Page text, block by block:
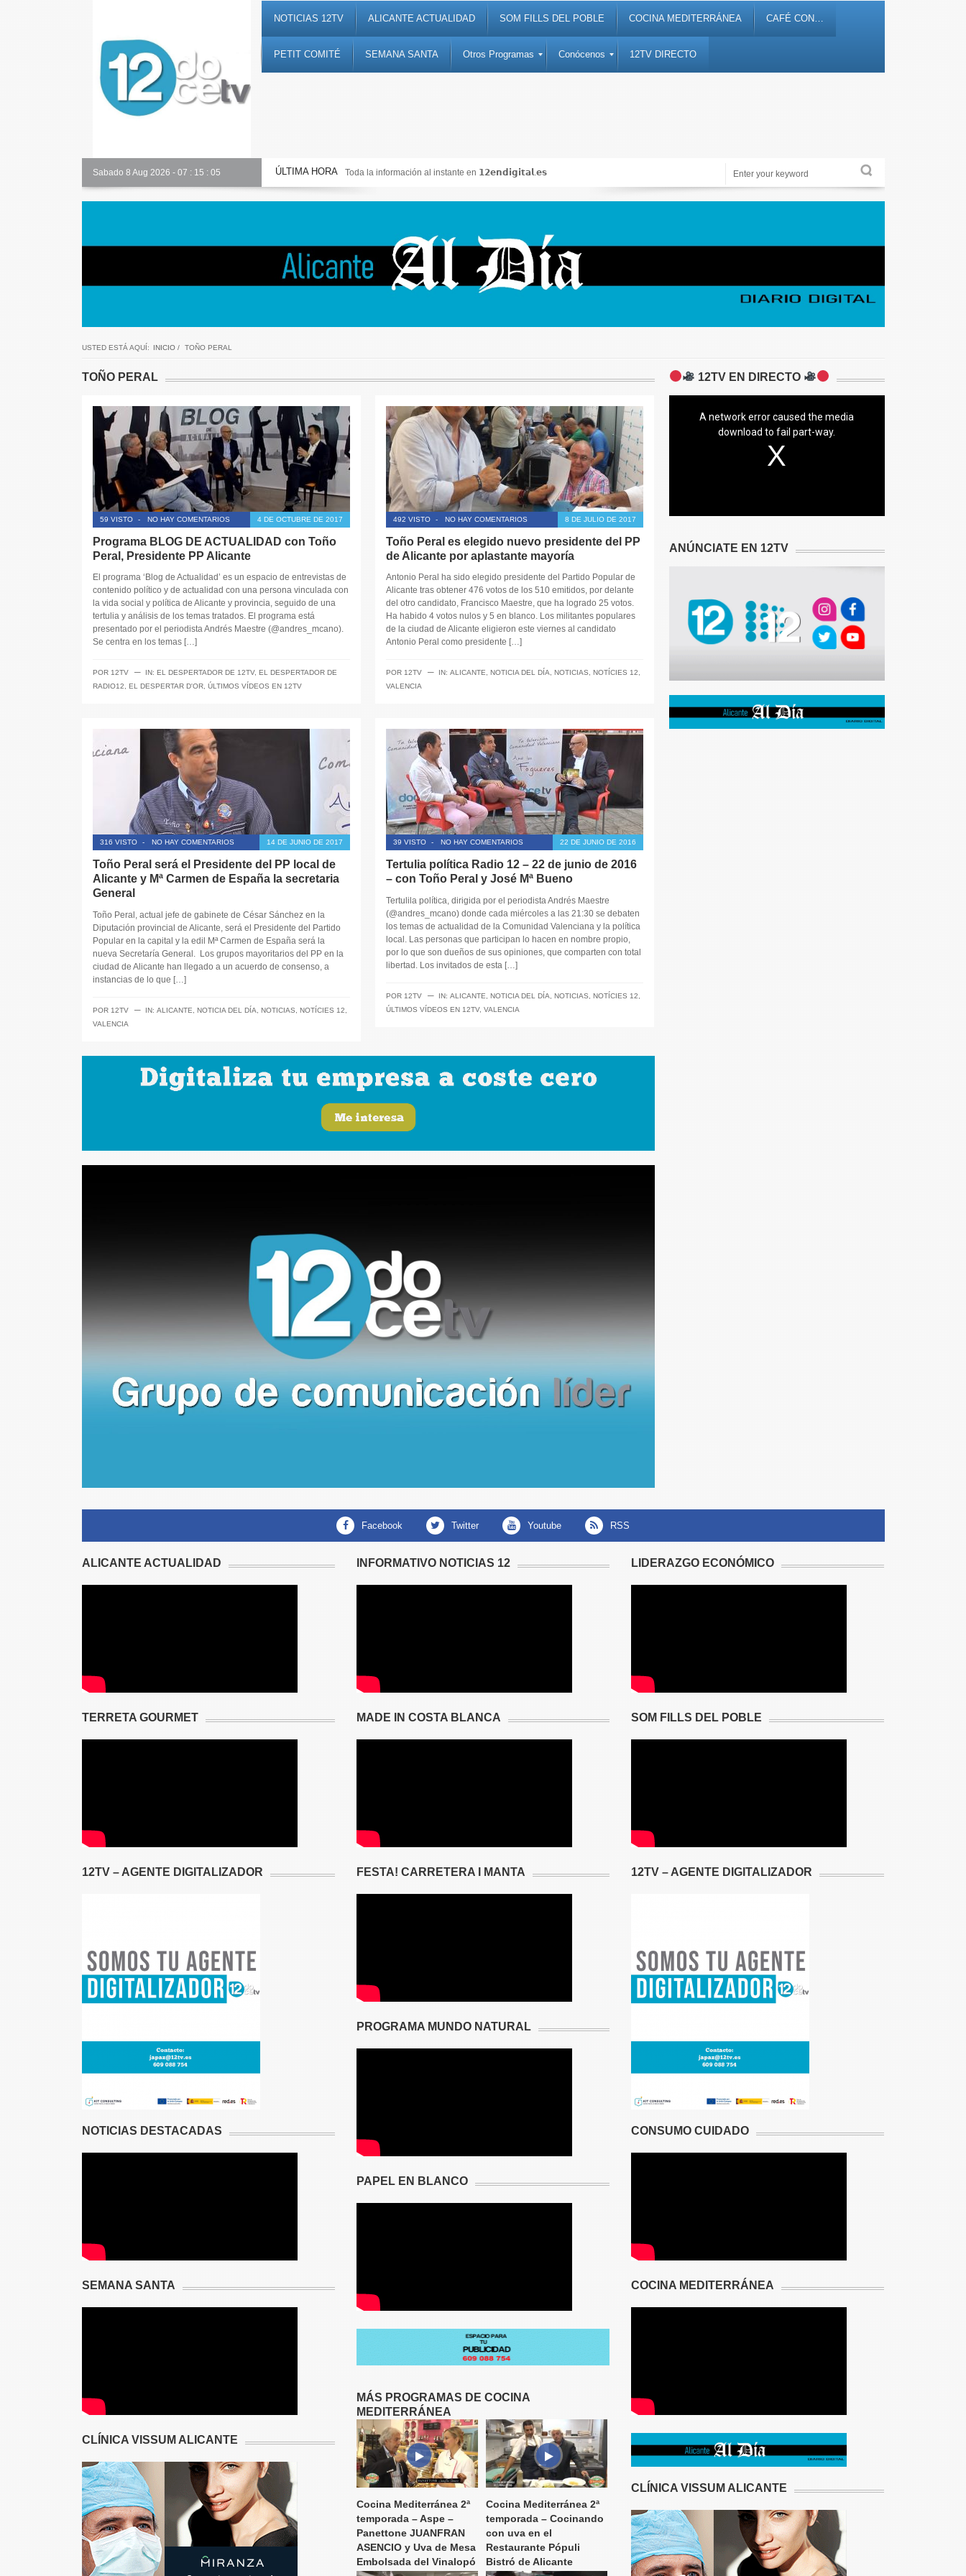
NOTICIAS 12TV ALICANTE ACTUALIDAD SOM FILLS DEL POBLE COCINA MEDITERRÁNEA CAFÉ CON…
PETIT COMITÉ SEMANA SANTA Otros Programas Conócenos 12TV DIRECTO
Sabado 8 Aug 2026 - 07 : 15 : 06 ÚLTIMA HORA
Alicante Actualidad Toda la información al instante en 𝟭𝟮𝗲𝗻𝗱𝗶𝗴𝗶𝘁𝗮𝗹.𝗲𝘀 Noticias, debates, fiestas, cultura, ocio y entretenimiento
USTED ESTÁ AQUÍ: INICIO/ TOÑO PERAL
TOÑO PERAL
59 VISTO - NO HAY COMENTARIOS 4 DE OCTUBRE DE 2017
Programa BLOG DE ACTUALIDAD con Toño
Peral, Presidente PP Alicante
El programa ‘Blog de Actualidad’ es un espacio de entrevistas de
contenido político y de actualidad con una persona vinculada con
la vida social y política de Alicante y provincia, seguido de una
tertulia y análisis de los temas tratados. El programa está
presentado por el periodista Andrés Maestre (@andres_mcano).
Se centra en los temas […]
POR 12TV ─ IN: EL DESPERTADOR DE 12TV, EL DESPERTADOR DE
RADIO12
EL DESPERTAR D'OR, ÚLTIMOS VÍDEOS EN 12TV
492 VISTO - NO HAY COMENTARIOS 8 DE JULIO DE 2017
Toño Peral es elegido nuevo presidente del PP
de Alicante por aplastante mayoría
Antonio Peral ha sido elegido presidente del Partido Popular de
Alicante tras obtener 476 votos de los 510 emitidos, por delante
del otro candidato, Francisco Maestre, que ha logrado 25 votos.
Ha habido 4 votos nulos y 5 en blanco. Los militantes populares
de la ciudad de Alicante eligieron este viernes al candidato
Antonio Peral como presidente […]
POR 12TV ─ IN: ALICANTE NOTICIA DEL DÍA NOTICIAS NOTÍCIES 12
VALENCIA
316 VISTO - NO HAY COMENTARIOS 14 DE JUNIO DE 2017
Toño Peral será el Presidente del PP local de
Alicante y Mª Carmen de España la secretaria
General
Toño Peral, actual jefe de gabinete de César Sánchez en la
Diputación provincial de Alicante, será el Presidente del Partido
Popular en la capital y la edil Mª Carmen de España será la
nueva Secretaría General. Los grupos mayoritarios del PP en la
ciudad de Alicante han llegado a un acuerdo de consenso, a
instancias de lo que […]
POR 12TV ─ IN: ALICANTE NOTICIA DEL DÍA NOTICIAS NOTÍCIES 12
VALENCIA
39 VISTO - NO HAY COMENTARIOS 22 DE JUNIO DE 2016
Tertulia política Radio 12 – 22 de junio de 2016
– con Toño Peral y José Mª Bueno
Tertulila política, dirigida por el periodista Andrés Maestre
(@andres_mcano) donde cada miércoles a las 21:30 se debaten
los temas de actualidad de la Comunidad Valenciana y la política
local. Las personas que participan lo hacen en nombre propio,
por lo que son dueños de sus opiniones, que comparten con total
libertad. Los invitados de esta […]
POR 12TV ─ IN: ALICANTE NOTICIA DEL DÍA NOTICIAS NOTÍCIES 12
ÚLTIMOS VÍDEOS EN 12TV, VALENCIA
12TV EN DIRECTO
A network error caused the media
download to fail part-way.
ANÚNCIATE EN 12TV
facebook twitter youtube RSS
ALICANTE ACTUALIDAD
TERRETA GOURMET
12TV – AGENTE DIGITALIZADOR
NOTICIAS DESTACADAS
SEMANA SANTA
CLÍNICA VISSUM ALICANTE
INFORMATIVO NOTICIAS 12
MADE IN COSTA BLANCA
FESTA! CARRETERA I MANTA
PROGRAMA MUNDO NATURAL
PAPEL EN BLANCO
MÁS PROGRAMAS DE COCINA
MEDITERRÁNEA
Cocina Mediterránea 2ª
temporada – Aspe –
Panettone JUANFRAN
ASENCIO y Uva de Mesa
Embolsada del Vinalopó
Cocina Mediterránea 2ª
temporada – Cocinando
con uva en el
Restaurante Pópuli
Bistró de Alicante
LIDERAZGO ECONÓMICO
SOM FILLS DEL POBLE
12TV – AGENTE DIGITALIZADOR
CONSUMO CUIDADO
COCINA MEDITERRÁNEA
CLÍNICA VISSUM ALICANTE